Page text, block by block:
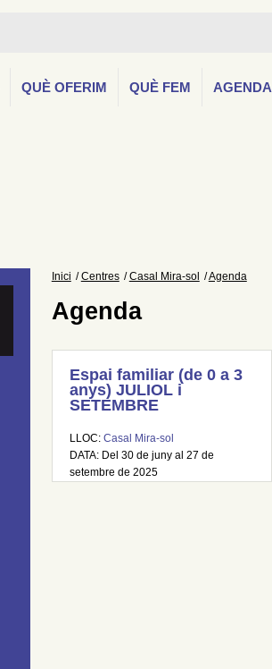
QUÈ OFERIM QUÈ FEM AGENDA
Inici Centres Casal Mira-sol Agenda
Agenda
Espai familiar (de 0 a 3
anys) JULIOL i
SETEMBRE
LLOC: Casal Mira-sol
DATA: Del 30 de juny al 27 de
setembre de 2025